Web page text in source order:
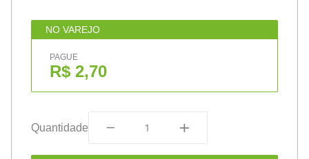
NO VAREJO
PAGUE
R$ 2,70
Quantidade